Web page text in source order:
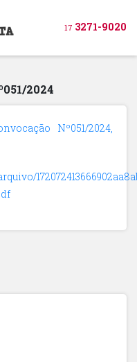
17 3271-9020
2024
Nº051/2024,